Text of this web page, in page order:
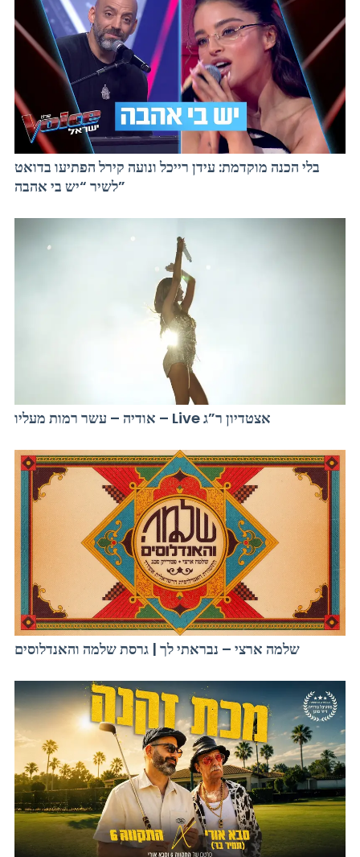
בלי הכנה מוקדמת: עידן רייכל ונועה קירל הפתיעו בדואט
לשיר “יש בי אהבה”
אודיה – עשר רמות מעליו – Live אצטדיון ר”ג
שלמה ארצי – נבראתי לך | גרסת שלמה והאנדלוסים